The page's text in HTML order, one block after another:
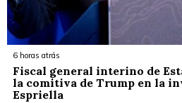
6 horas atrás
Fiscal general interino de
la comitiva de Trump en la
Espriella